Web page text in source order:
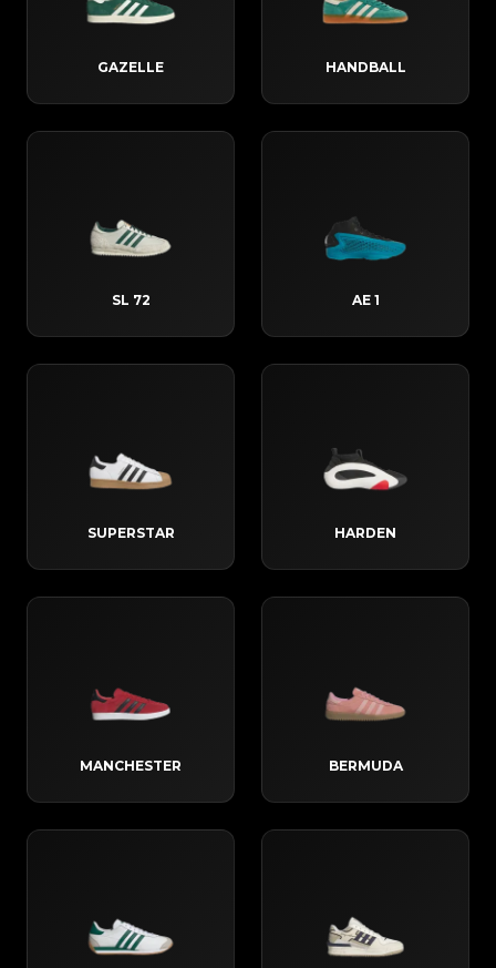
GAZELLE HANDBALL
SL 72 AE 1
SUPERSTAR HARDEN
MANCHESTER BERMUDA